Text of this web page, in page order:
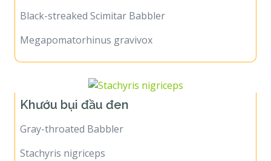
Black-streaked Scimitar Babbler
Megapomatorhinus gravivox
Khướu bụi đầu đen
Gray-throated Babbler
Stachyris nigriceps